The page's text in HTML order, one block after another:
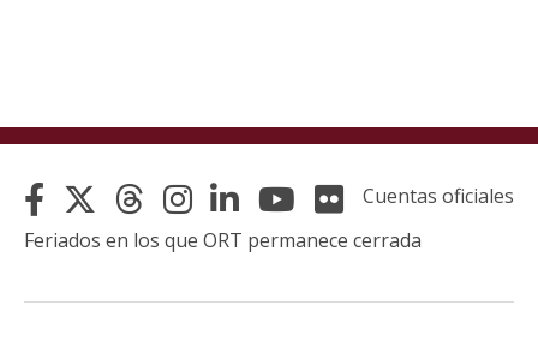
Cuentas oficiales
Feriados en los que ORT permanece cerrada